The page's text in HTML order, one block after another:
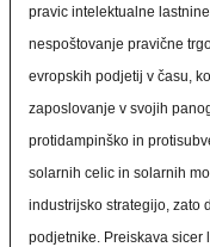
pravic intelektualne
nespoštovanje pravične
evropskih podjetij v času,
zaposlovanje v svojih
protidampinško in
solarnih celic in solarnih
industrijsko strategijo, zato
podjetnike. Preiskava sicer